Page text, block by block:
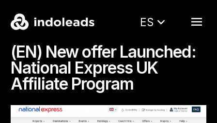
ES
(EN) New offer Launched:
National Express UK
Affiliate Program